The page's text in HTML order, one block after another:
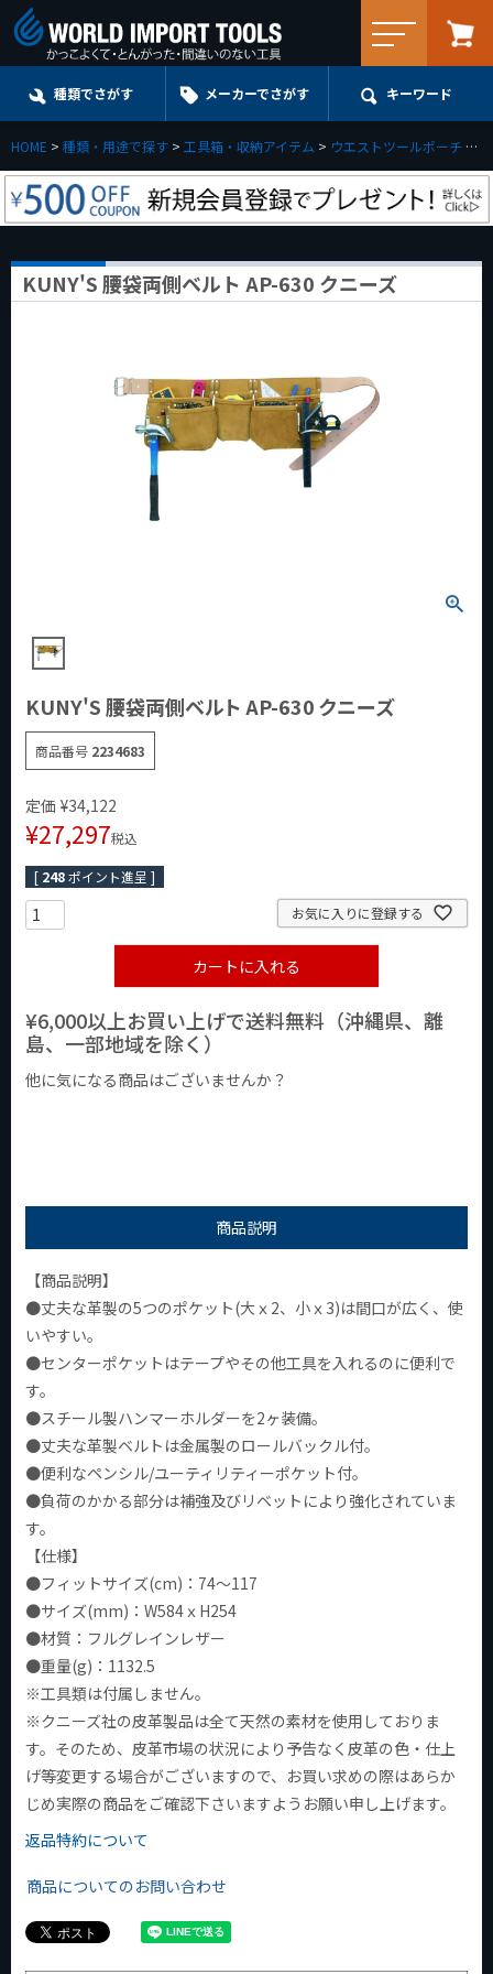
種類でさがす メーカーでさがす キーワード
HOME 種類・用途で探す 工具箱・収納アイテム ウエストツールポーチ
KUNY'S 腰袋両側ベルト AP-630 クニーズ
KUNY'S 腰袋両側ベルト AP-630 クニーズ
商品番号 2234683
定価 ¥34,122
¥27,297税込
[ 248ポイント進呈 ]
お気に入りに登録する
カートに入れる
¥6,000以上お買い上げで送料無料（沖縄県、離
島、一部地域を除く）
他に気になる商品はございませんか？
商品説明
【商品説明】
●丈夫な革製の5つのポケット(大ｘ2、小ｘ3)は間口が広く、使
いやすい。
●センターポケットはテープやその他工具を入れるのに便利で
す。
●スチール製ハンマーホルダーを2ヶ装備。
●丈夫な革製ベルトは金属製のロールバックル付。
●便利なペンシル/ユーティリティーポケット付。
●負荷のかかる部分は補強及びリベットにより強化されていま
す。
【仕様】
●フィットサイズ(cm)：74～117
●サイズ(mm)：W584ｘH254
●材質：フルグレインレザー
●重量(g)：1132.5
※工具類は付属しません。
※クニーズ社の皮革製品は全て天然の素材を使用しておりま
す。そのため、皮革市場の状況により予告なく皮革の色・仕上
げ等変更する場合がございますので、お買い求めの際はあらか
じめ実際の商品をご確認下さいますようお願い申し上げます。
返品特約について
商品についてのお問い合わせ